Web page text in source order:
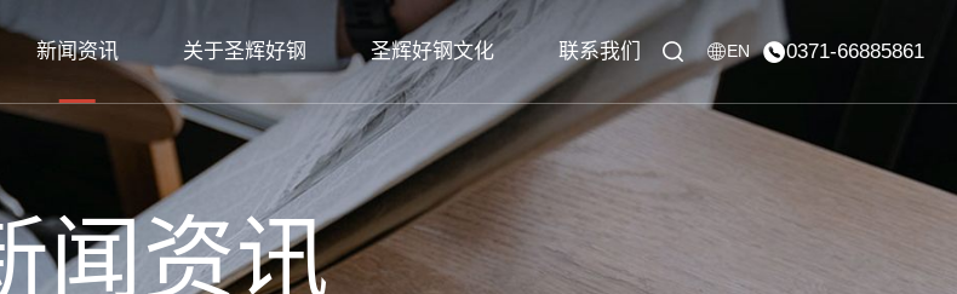
新闻资讯 关于圣辉好钢 圣辉好钢文化 联系我们 EN 0371-66885861
闻资讯